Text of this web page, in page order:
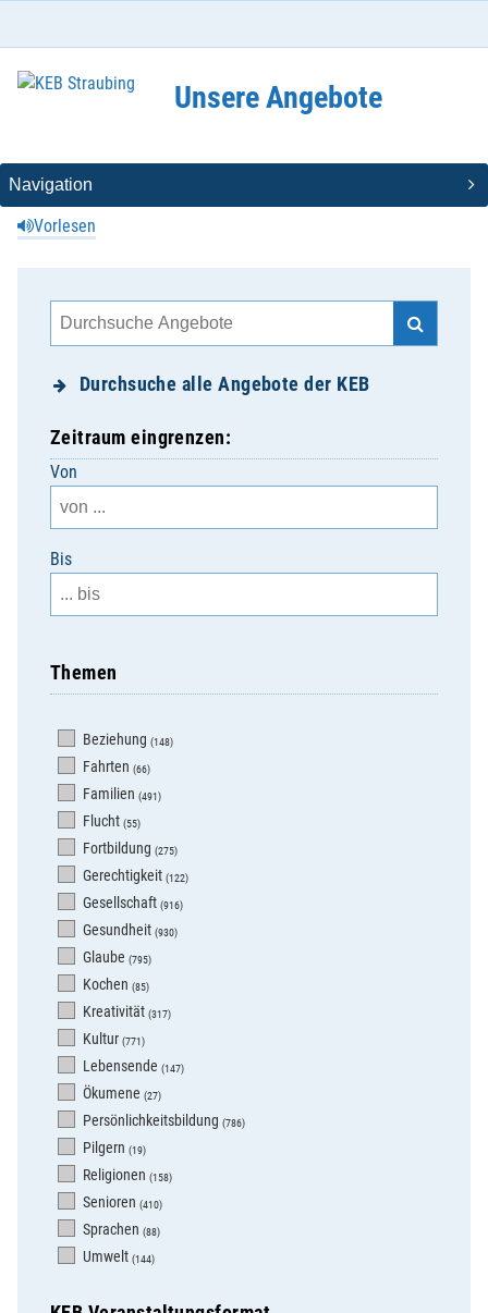
Vorlesen
Unsere Angebote
Durchsuche alle Angebote der KEB
Zeitraum eingrenzen:
Von
Bis
Themen
Beziehung (148)
Fahrten (66)
Familien (491)
Flucht (55)
Fortbildung (275)
Gerechtigkeit (122)
Gesellschaft (916)
Gesundheit (930)
Glaube (795)
Kochen (85)
Kreativität (317)
Kultur (771)
Lebensende (147)
Ökumene (27)
Persönlichkeitsbildung (786)
Pilgern (19)
Religionen (158)
Senioren (410)
Sprachen (88)
Umwelt (144)